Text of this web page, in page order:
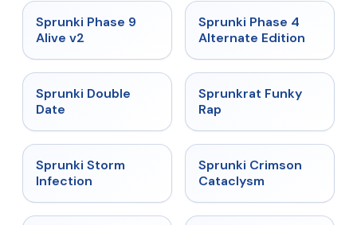
★
Sprunki Phase 9
Alive v2
★
Sprunki Phase 4
Alternate Edition
★
Sprunki Double
Date
★ 4.7
Sprunkrat Funky
Rap
★
Sprunki Storm
Infection
★ 4.7
Sprunki Crimson
Cataclysm